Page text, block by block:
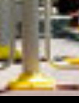
Kommentar entfernt.
oder "http://" in URLs